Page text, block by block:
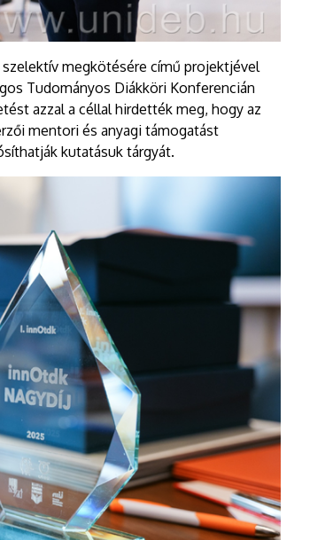
megkötésére című projektjével
Tudományos Diákköri Konferencián
azzal a céllal hirdették meg, hogy az
mentori és anyagi támogatást
kutatásuk tárgyát.